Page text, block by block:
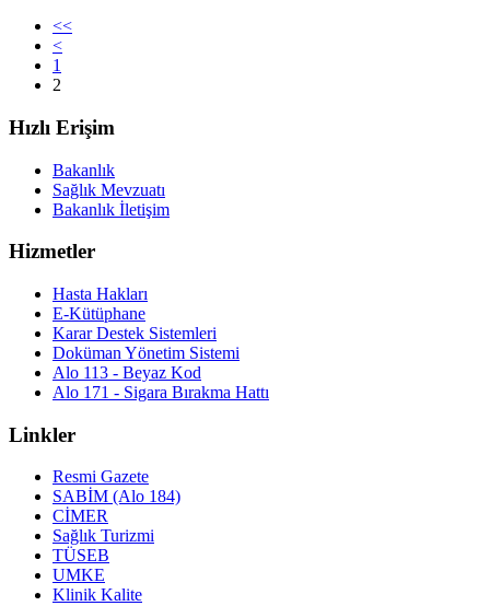
<<
<
1
2
Hızlı Erişim
Bakanlık
Sağlık Mevzuatı
Bakanlık İletişim
Hizmetler
Hasta Hakları
E-Kütüphane
Karar Destek Sistemleri
Doküman Yönetim Sistemi
Alo 113 - Beyaz Kod
Alo 171 - Sigara Bırakma Hattı
Linkler
Resmi Gazete
SABİM (Alo 184)
CİMER
Sağlık Turizmi
TÜSEB
UMKE
Klinik Kalite